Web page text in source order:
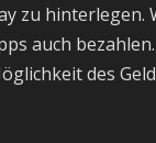
zu hinterlegen.
auch
des